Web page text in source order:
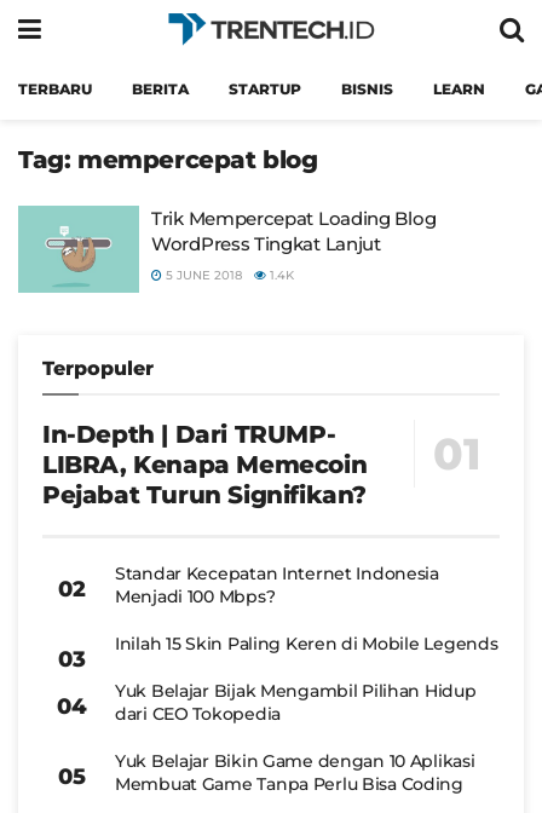
TERBARU BERITA STARTUP BISNIS LEARN
Tag: mempercepat blog
Trik Mempercepat Loading Blog
WordPress Tingkat Lanjut
5 JUNE 2018 1.4K
Terpopuler
In-Depth | Dari TRUMP-
LIBRA, Kenapa Memecoin
Pejabat Turun Signifikan?
Standar Kecepatan Internet Indonesia
Menjadi 100 Mbps?
Inilah 15 Skin Paling Keren di Mobile Legends
Yuk Belajar Bijak Mengambil Pilihan Hidup
dari CEO Tokopedia
Yuk Belajar Bikin Game dengan 10 Aplikasi
Membuat Game Tanpa Perlu Bisa Coding